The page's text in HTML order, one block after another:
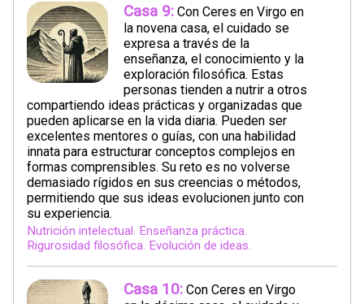
Casa 9: Con Ceres en Virgo en
la novena casa, el cuidado se
expresa a través de la
enseñanza, el conocimiento y la
exploración filosófica. Estas
personas tienden a nutrir a otros
compartiendo ideas prácticas y organizadas que
pueden aplicarse en la vida diaria. Pueden ser
excelentes mentores o guías, con una habilidad
innata para estructurar conceptos complejos en
formas comprensibles. Su reto es no volverse
demasiado rígidos en sus creencias o métodos,
permitiendo que sus ideas evolucionen junto con
su experiencia.
Nutrición intelectual. Enseñanza práctica.
Rigurosidad filosófica. Evolución de ideas.
Casa 10: Con Ceres en Virgo